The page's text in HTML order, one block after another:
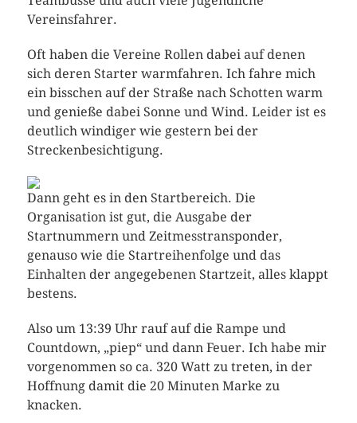
Vereinsfahrer.
Oft haben die Vereine Rollen dabei auf denen
sich deren Starter warmfahren. Ich fahre mich
ein bisschen auf der Straße nach Schotten warm
und genieße dabei Sonne und Wind. Leider ist es
deutlich windiger wie gestern bei der
Streckenbesichtigung.
Dann geht es in den Startbereich. Die
Organisation ist gut, die Ausgabe der
Startnummern und Zeitmesstransponder,
genauso wie die Startreihenfolge und das
Einhalten der angegebenen Startzeit, alles klappt
bestens.
Also um 13:39 Uhr rauf auf die Rampe und
Countdown, „piep“ und dann Feuer. Ich habe mir
vorgenommen so ca. 320 Watt zu treten, in der
Hoffnung damit die 20 Minuten Marke zu
knacken.